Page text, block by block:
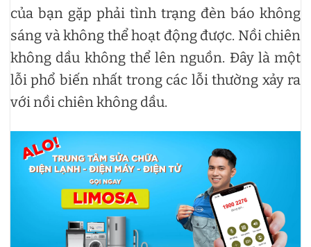
của bạn gặp phải tình trạng đèn báo không
sáng và không thể hoạt động được. Nồi chiên
không dầu không thể lên nguồn. Đây là một
lỗi phổ biến nhất trong các lỗi thường xảy ra
với nồi chiên không dầu.